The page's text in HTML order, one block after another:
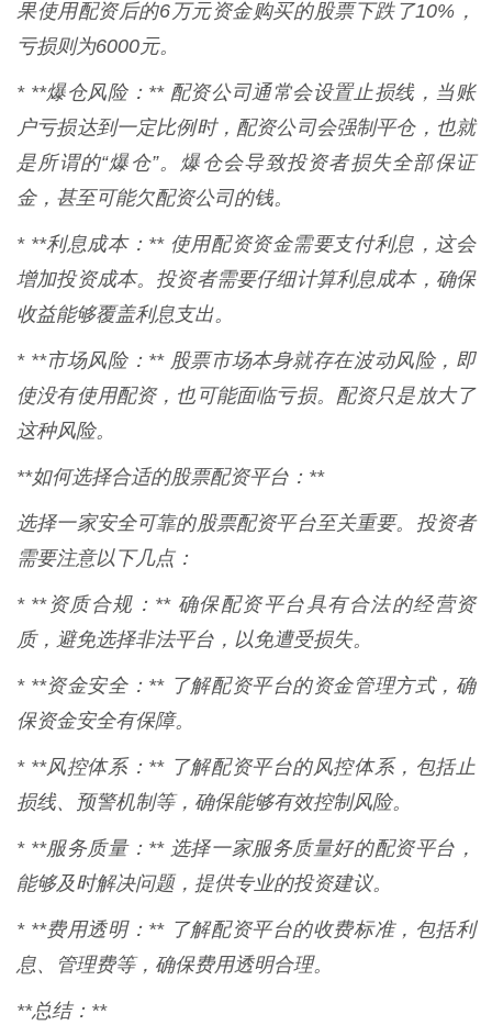
果使用配资后的6万元资金购买的股票下跌了10%，
亏损则为6000元。
* **爆仓风险：** 配资公司通常会设置止损线，当账
户亏损达到一定比例时，配资公司会强制平仓，也就
是所谓的“爆仓”。爆仓会导致投资者损失全部保证
金，甚至可能欠配资公司的钱。
* **利息成本：** 使用配资资金需要支付利息，这会
增加投资成本。投资者需要仔细计算利息成本，确保
收益能够覆盖利息支出。
* **市场风险：** 股票市场本身就存在波动风险，即
使没有使用配资，也可能面临亏损。配资只是放大了
这种风险。
**如何选择合适的股票配资平台：**
选择一家安全可靠的股票配资平台至关重要。投资者
需要注意以下几点：
* **资质合规：** 确保配资平台具有合法的经营资
质，避免选择非法平台，以免遭受损失。
* **资金安全：** 了解配资平台的资金管理方式，确
保资金安全有保障。
* **风控体系：** 了解配资平台的风控体系，包括止
损线、预警机制等，确保能够有效控制风险。
* **服务质量：** 选择一家服务质量好的配资平台，
能够及时解决问题，提供专业的投资建议。
* **费用透明：** 了解配资平台的收费标准，包括利
息、管理费等，确保费用透明合理。
**总结：**